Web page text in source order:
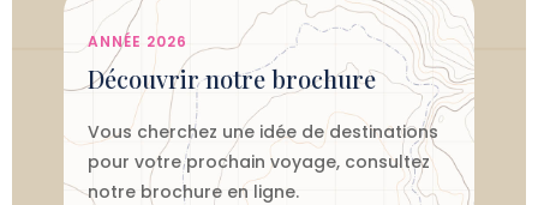
ANNÉE 2026
Découvrir notre brochure
Vous cherchez une idée de destinations
pour votre prochain voyage, consultez
notre brochure en ligne.